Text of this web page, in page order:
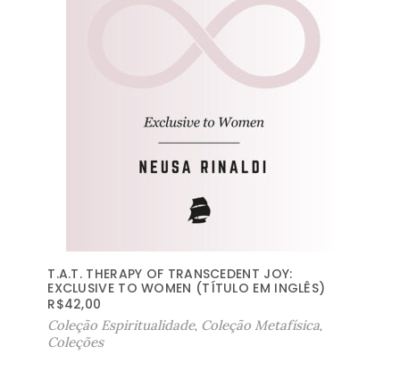
T.A.T. THERAPY OF TRANSCEDENT JOY:
EXCLUSIVE TO WOMEN (TÍTULO EM INGLÊS)
R$42,00
Coleção Espiritualidade, Coleção Metafísica,
Coleções